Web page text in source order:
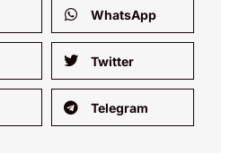
WhatsApp
Twitter
Telegram